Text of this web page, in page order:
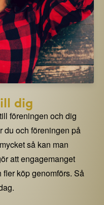
dig
föreningen och dig
du och föreningen på
så kan man
att engagemanget
köp genomförs. Så